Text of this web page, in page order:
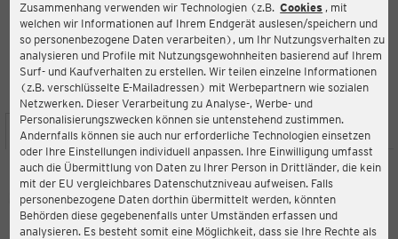
Zusammenhang verwenden wir Technologien (z.B. Cookies , mit
welchen wir Informationen auf Ihrem Endgerät auslesen/speichern und
so personenbezogene Daten verarbeiten), um Ihr Nutzungsverhalten zu
analysieren und Profile mit Nutzungsgewohnheiten basierend auf Ihrem
Surf- und Kaufverhalten zu erstellen. Wir teilen einzelne Informationen
(z.B. verschlüsselte E-Mailadressen) mit Werbepartnern wie sozialen
Netzwerken. Dieser Verarbeitung zu Analyse-, Werbe- und
Personalisierungszwecken können sie untenstehend zustimmen.
Andernfalls können sie auch nur erforderliche Technologien einsetzen
oder Ihre Einstellungen individuell anpassen. Ihre Einwilligung umfasst
auch die Übermittlung von Daten zu Ihrer Person in Drittländer, die kein
mit der EU vergleichbares Datenschutzniveau aufweisen. Falls
personenbezogene Daten dorthin übermittelt werden, könnten
Behörden diese gegebenenfalls unter Umständen erfassen und
analysieren. Es besteht somit eine Möglichkeit, dass sie Ihre Rechte als
ERNSTING'S FAMILY FILIALE
Babelsberger Straße 16
14473 Potsdam
3,9
Bewertung:
STANDORT SERVICES SORTIMENT AKTIONEN
Ernsting's family
Babelsberger Straße 16, 14473 Potsdam